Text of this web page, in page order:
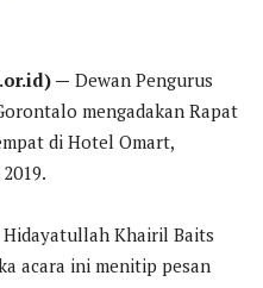
— Dewan Pengurus
mengadakan Rapat
di Hotel Omart,
Hidayatullah Khairil Baits
acara ini menitip pesan